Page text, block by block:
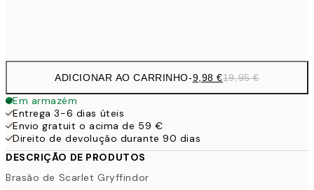
ADICIONAR AO CARRINHO-9,98 €19,95 €
Em armazém
Entrega 3-6 dias úteis
Envio gratuit o acima de 59 €
Direito de devolução durante 90 dias
DESCRIÇÃO DE PRODUTOS
Brasão de Scarlet Gryffindor